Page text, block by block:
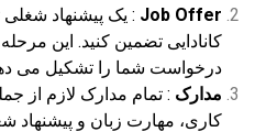
Job Offer : یک پیشنهاد
کانادایی تضمین کنید. این
درخواست شما را تشکیل می
مدارک : تمام مدارک لازم از
کاری، مهارت زبان و پیشنهاد